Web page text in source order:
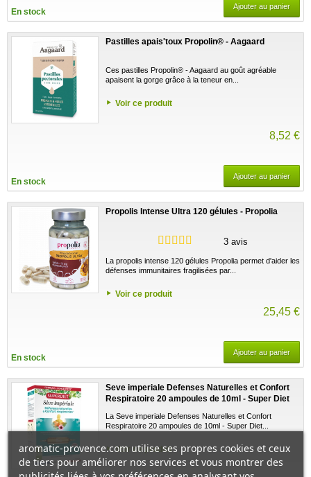
En stock
Ajouter au panier
Pastilles apais'toux Propolin® - Aagaard
Ces pastilles Propolin® - Aagaard au goût agréable
apaisent la gorge grâce à la teneur en...
Voir ce produit
8,52 €
En stock
Ajouter au panier
Propolis Intense Ultra 120 gélules - Propolia
3 avis
La propolis intense 120 gélules Propolia permet d'aider les
défenses immunitaires fragilisées par...
Voir ce produit
25,45 €
En stock
Ajouter au panier
Seve imperiale Defenses Naturelles et Confort
Respiratoire 20 ampoules de 10ml - Super Diet
La Seve imperiale Defenses Naturelles et Confort
Respiratoire 20 ampoules de 10ml - Super Diet...
Voir ce produit
aromatic-provence.com utilise ses propres cookies et ceux
de tiers pour améliorer nos services et vous montrer des